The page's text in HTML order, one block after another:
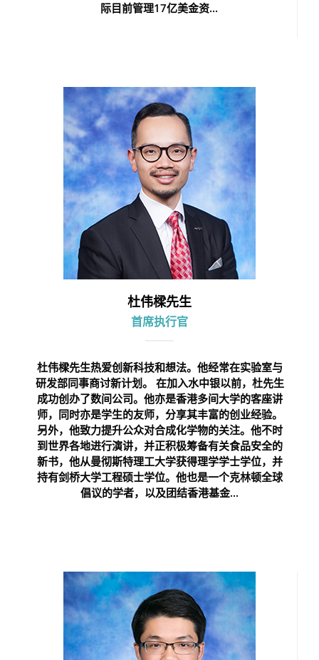
际目前管理17亿美金资...
杜伟樑先生
首席执行官
杜伟樑先生热爱创新科技和想法。他经常在实验室与
研发部同事商讨新计划。 在加入水中银以前，杜先生
成功创办了数间公司。他亦是香港多间大学的客座讲
师，同时亦是学生的友师，分享其丰富的创业经验。
另外，他致力提升公众对合成化学物的关注。他不时
到世界各地进行演讲，并正积极筹备有关食品安全的
新书，他从曼彻斯特理工大学获得理学学士学位，并
持有剑桥大学工程硕士学位。他也是一个克林顿全球
倡议的学者，以及团结香港基金...